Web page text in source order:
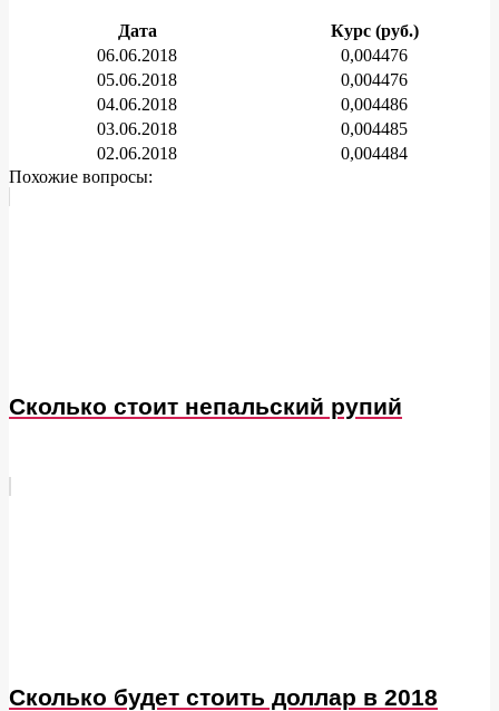
Дата
Курс (руб.)
06.06.2018
0,004476
05.06.2018
0,004476
04.06.2018
0,004486
03.06.2018
0,004485
02.06.2018
0,004484
Похожие вопросы:
Сколько стоит непальский рупий
Сколько будет стоить доллар в 2018